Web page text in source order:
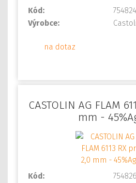
Kód:
754824
Výrobce:
na dotaz
CASTOLIN AG FLAM
mm -
Kód:
754826